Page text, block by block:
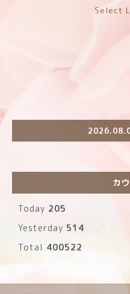
Select
カ
Today 205
Yesterday 514
Total 400522